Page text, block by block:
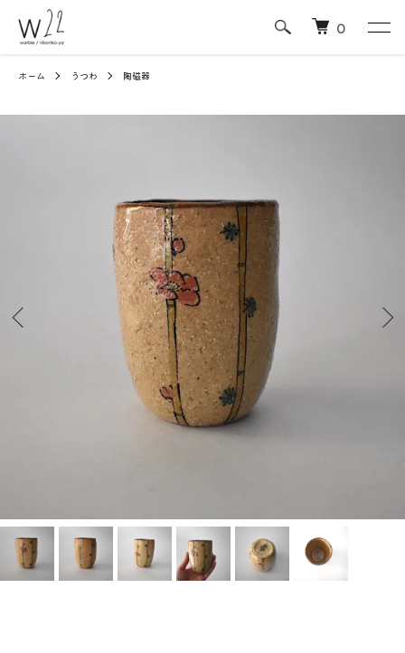
0
ホーム うつわ 陶磁器